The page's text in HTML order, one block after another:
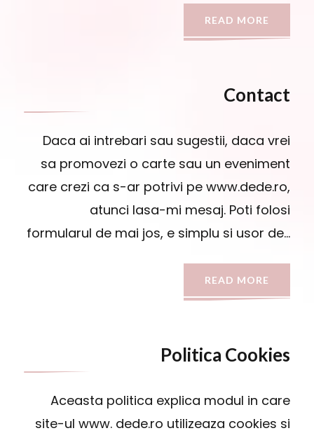
READ MORE
Contact
Daca ai intrebari sau sugestii, daca vrei
sa promovezi o carte sau un eveniment
care crezi ca s-ar potrivi pe www.dede.ro,
atunci lasa-mi mesaj. Poti folosi
formularul de mai jos, e simplu si usor de…
READ MORE
Politica Cookies
Aceasta politica explica modul in care
site-ul www. dede.ro utilizeaza cookies si